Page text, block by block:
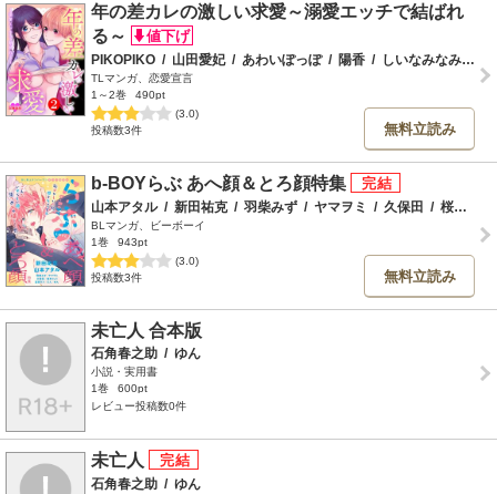
年の差カレの激しい求愛～溺愛エッチで結ばれ
る～
PIKOPIKO / 山田愛妃 / あわいぽっぽ / 陽香 / しいなみなみ /
TLマンガ、恋愛宣言
1～2巻
490pt
(3.0)
投稿数3件
無料立読み
b-BOYらぶ あへ顔＆とろ顔特集
山本アタル / 新田祐克 / 羽柴みず / ヤマヲミ / 久保田 / 桜井りょう
BLマンガ、ビーボーイ
1巻
943pt
(3.0)
投稿数3件
無料立読み
未亡人 合本版
石角春之助 / ゆん
小説・実用書
1巻
600pt
レビュー投稿数0件
未亡人
石角春之助 / ゆん